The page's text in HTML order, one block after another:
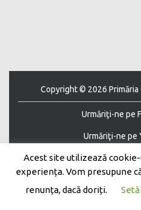
Copyright © 2026 Primăria
Urmăriţi-ne pe
Urmăriţi-ne pe
Acest site utilizează
experiența. Vom presupune
renunța, dacă doriți.